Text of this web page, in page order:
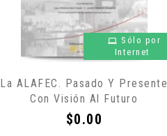
Sólo por
Internet
La ALAFEC. Pasado Y Presente
Con Visión Al Futuro
Precio
$0.00